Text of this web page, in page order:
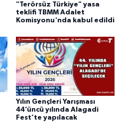
"Terörsüz Türkiye" yasa
teklifi TBMM Adalet
Komisyonu'nda kabul edildi
Yılın Gençleri Yarışması
44’üncü yılında Alagadi
Fest’te yapılacak